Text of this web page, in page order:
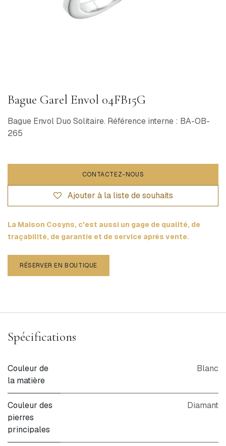
Bague Garel Envol 04FB15G
Bague Envol Duo Solitaire. Référence interne : BA-OB-
265
CONTACTEZ-NOUS
Ajouter à la liste de souhaits
La Maison Cosyns, c'est aussi un gage de qualité, de
traçabilité, de garantie et de service après vente.
RÉSERVER EN BOUTIQUE
Spécifications
Couleur de
la matière
Blanc
Couleur des
pierres
principales
Diamant